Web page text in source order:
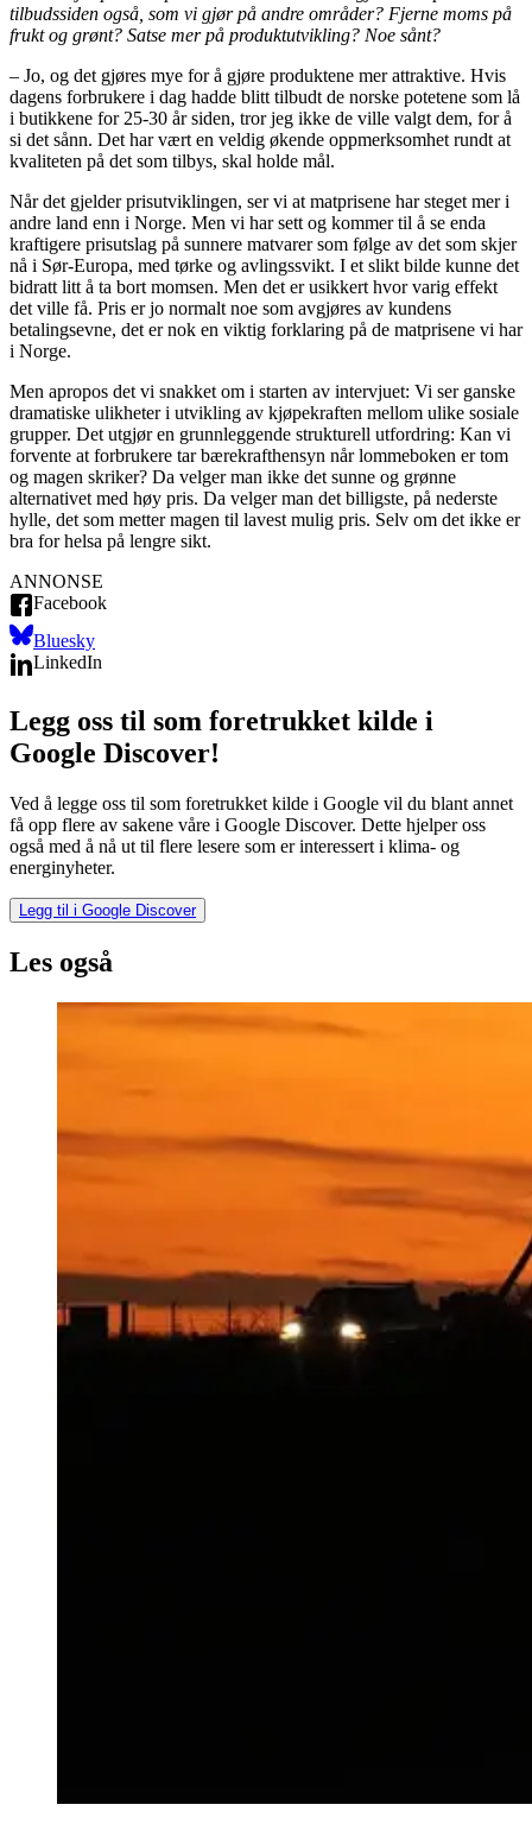
tilbudssiden også, som vi gjør på andre områder? Fjerne moms på
frukt og grønt? Satse mer på produktutvikling? Noe sånt?
– Jo, og det gjøres mye for å gjøre produktene mer attraktive. Hvis
dagens forbrukere i dag hadde blitt tilbudt de norske potetene som lå
i butikkene for 25-30 år siden, tror jeg ikke de ville valgt dem, for å
si det sånn. Det har vært en veldig økende oppmerksomhet rundt at
kvaliteten på det som tilbys, skal holde mål.
Når det gjelder prisutviklingen, ser vi at matprisene har steget mer i
andre land enn i Norge. Men vi har sett og kommer til å se enda
kraftigere prisutslag på sunnere matvarer som følge av det som skjer
nå i Sør-Europa, med tørke og avlingssvikt. I et slikt bilde kunne det
bidratt litt å ta bort momsen. Men det er usikkert hvor varig effekt
det ville få. Pris er jo normalt noe som avgjøres av kundens
betalingsevne, det er nok en viktig forklaring på de matprisene vi har
i Norge.
Men apropos det vi snakket om i starten av intervjuet: Vi ser ganske
dramatiske ulikheter i utvikling av kjøpekraften mellom ulike sosiale
grupper. Det utgjør en grunnleggende strukturell utfordring: Kan vi
forvente at forbrukere tar bærekrafthensyn når lommeboken er tom
og magen skriker? Da velger man ikke det sunne og grønne
alternativet med høy pris. Da velger man det billigste, på nederste
hylle, det som metter magen til lavest mulig pris. Selv om det ikke er
bra for helsa på lengre sikt.
ANNONSE
Facebook
Bluesky
LinkedIn
Legg oss til som foretrukket kilde i
Google Discover!
Ved å legge oss til som foretrukket kilde i Google vil du blant annet
få opp flere av sakene våre i Google Discover. Dette hjelper oss
også med å nå ut til flere lesere som er interessert i klima- og
energinyheter.
Legg til i Google Discover
Les også